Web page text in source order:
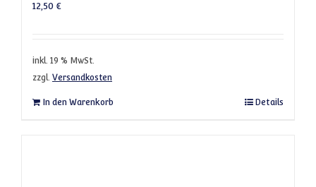
12,50 €
inkl. 19 % MwSt.
zzgl. Versandkosten
In den Warenkorb Details